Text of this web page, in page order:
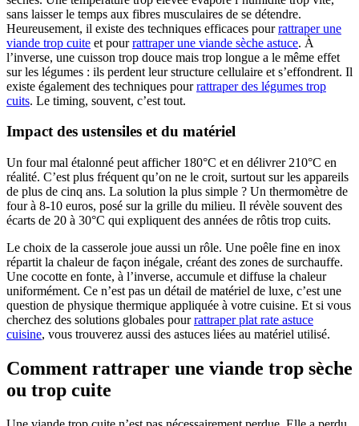
sans laisser le temps aux fibres musculaires de se détendre.
Heureusement, il existe des techniques efficaces pourrattraper une
viande trop cuite et pourrattraper une viande sèche astuce. À
l’inverse, une cuisson trop douce mais trop longue a le même effet
sur les légumes : ils perdent leur structure cellulaire et s’effondrent. Il
existe également des techniques pourrattraper des légumes trop
cuits. Le timing, souvent, c’est tout.
Impact des ustensiles et du matériel
Un four mal étalonné peut afficher 180°C et en délivrer 210°C en
réalité. C’est plus fréquent qu’on ne le croit, surtout sur les appareils
de plus de cinq ans. La solution la plus simple ? Un thermomètre de
four à 8-10 euros, posé sur la grille du milieu. Il révèle souvent des
écarts de 20 à 30°C qui expliquent des années de rôtis trop cuits.
Le choix de la casserole joue aussi un rôle. Une poêle fine en inox
répartit la chaleur de façon inégale, créant des zones de surchauffe.
Une cocotte en fonte, à l’inverse, accumule et diffuse la chaleur
uniformément. Ce n’est pas un détail de matériel de luxe, c’est une
question de physique thermique appliquée à votre cuisine. Et si vous
cherchez des solutions globales pourrattraper plat rate astuce
cuisine, vous trouverez aussi des astuces liées au matériel utilisé.
Comment rattraper une viande trop sèche
ou trop cuite